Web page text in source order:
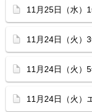
11月25日（水）
11月24日（火）
11月24日（火）
11月24日（火）